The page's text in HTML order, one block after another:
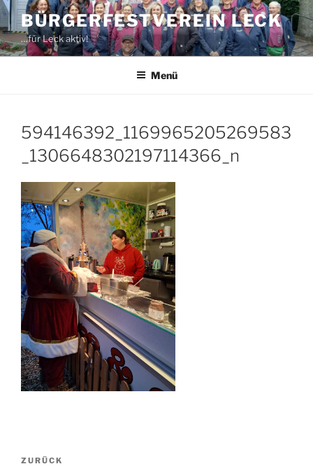
Zum
Inhalt
springen
BÜRGERFESTVEREIN LECK
…für Leck aktiv!
Menü
594146392_1169965205269583
_1306648302197114366_n
Beitragsnavigation
Vorheriger
ZURÜCK